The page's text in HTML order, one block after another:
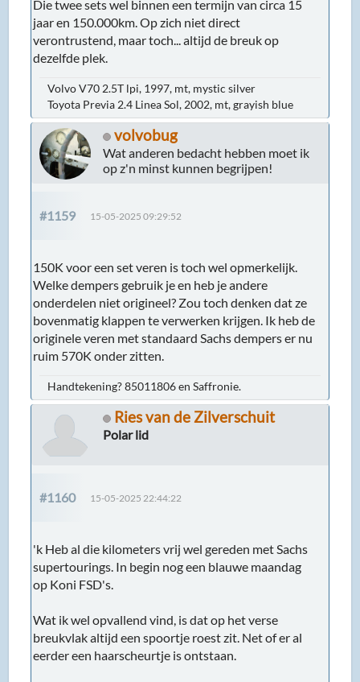
Die twee sets wel binnen een termijn van circa 15
jaar en 150.000km. Op zich niet direct
verontrustend, maar toch... altijd de breuk op
dezelfde plek.
Volvo V70 2.5T lpi, 1997, mt, mystic silver
Toyota Previa 2.4 Linea Sol, 2002, mt, grayish blue
volvobug
Wat anderen bedacht hebben moet ik
op z'n minst kunnen begrijpen!
#1159 15-05-2025 09:29:52
150K voor een set veren is toch wel opmerkelijk.
Welke dempers gebruik je en heb je andere
onderdelen niet origineel? Zou toch denken dat ze
bovenmatig klappen te verwerken krijgen. Ik heb de
originele veren met standaard Sachs dempers er nu
ruim 570K onder zitten.
Handtekening? 85011806 en Saffronie.
Ries van de Zilverschuit
Polar lid
#1160 15-05-2025 22:44:22
'k Heb al die kilometers vrij wel gereden met Sachs
supertourings. In begin nog een blauwe maandag
op Koni FSD's.
Wat ik wel opvallend vind, is dat op het verse
breukvlak altijd een spoortje roest zit. Net of er al
eerder een haarscheurtje is ontstaan.